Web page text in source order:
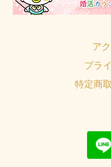
ア
プラ
特定商